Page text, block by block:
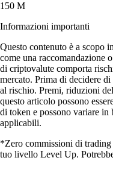
150 M
Informazioni importanti
Questo contenuto è a scopo
come una raccomandazione
di criptovalute comporta
mercato. Prima di decidere
al rischio. Premi, riduzioni
questo articolo possono
di token e possono variare
applicabili.
*Zero commissioni di
tuo livello Level Up.